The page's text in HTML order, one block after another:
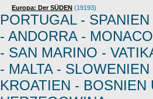
Europa: Der SÜDEN (19193)
PORTUGAL -
- ANDORRA -
- SAN MARINO -
- MALTA - SLOWENIEN
KROATIEN - BOSNIEN